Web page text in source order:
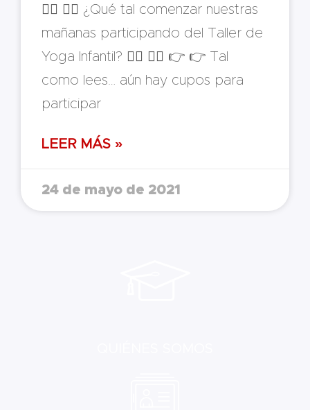
🧘‍♀️ 🧘‍♂️ ¿Qué tal comenzar nuestras
mañanas participando del Taller de
Yoga Infantil? 🧘‍♀️ 🧘‍♂️ 👉 👉 Tal
como lees… aún hay cupos para
participar
LEER MÁS »
24 de mayo de 2021